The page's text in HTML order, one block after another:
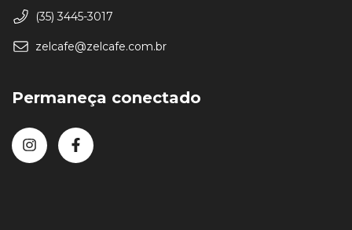
(35) 3445-3017
zelcafe@zelcafe.com.br
Permaneça conectado